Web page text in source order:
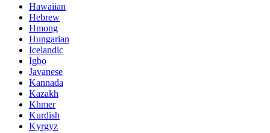
Hawaiian
Hebrew
Hmong
Hungarian
Icelandic
Igbo
Javanese
Kannada
Kazakh
Khmer
Kurdish
Kyrgyz